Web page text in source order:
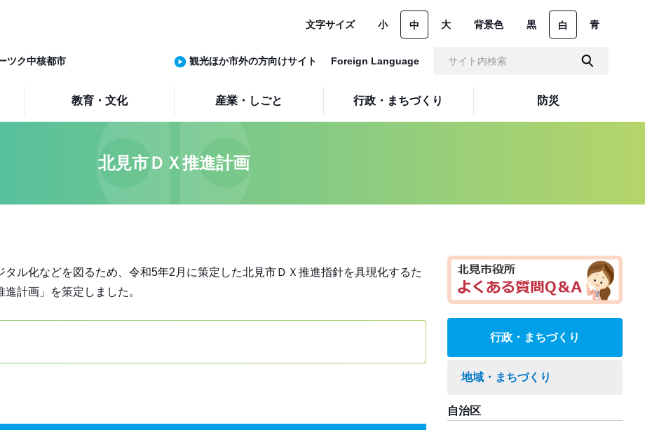
ツク中核都市
教育・文化 産業・しごと 行政・まちづくり 防災
文字サイズ 小 中 大 背景色 黒 白 青
観光ほか市外の方向けサイト Foreign Language
北見市ＤＸ推進計画
ル化などを図るため、令和5年2月に策定した北見市ＤＸ推進指針を具現化するた
計画」を策定しました。
行政・まちづくり
地域・まちづくり
自治区